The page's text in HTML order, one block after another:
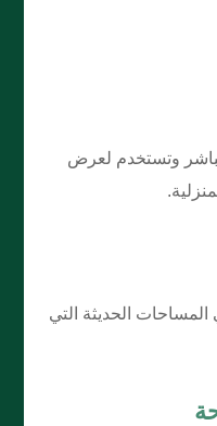
وتستخدم لعرض
الحديثة التي